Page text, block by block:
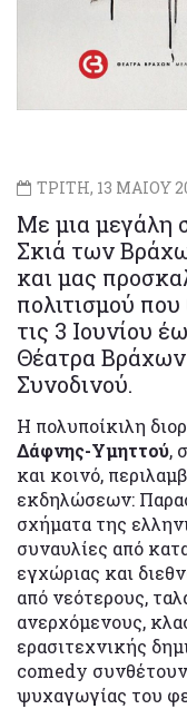
ΤΡΙΤΗ, 13 ΜΑΙΟΥ
Με μια μεγάλη
Σκιά των
και μας
πολιτισμού
τις 3 Ιουνίου
Θέατρα
Συνοδινού.
Η πολυποίκιλη
Δάφνης-Υμηττού,
και κοινό,
εκδηλώσεων:
σχήματα της
συναυλίες από
εγχώριας και
από νεότερους,
ανερχόμενους,
ερασιτεχνικής
comedy
ψυχαγωγίας του